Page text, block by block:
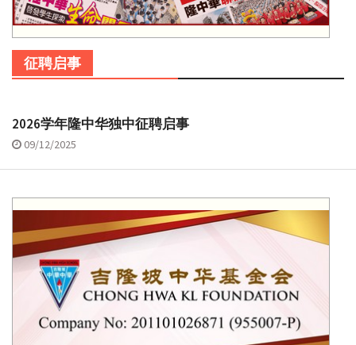
征聘启事
2026学年隆中华独中征聘启事
09/12/2025